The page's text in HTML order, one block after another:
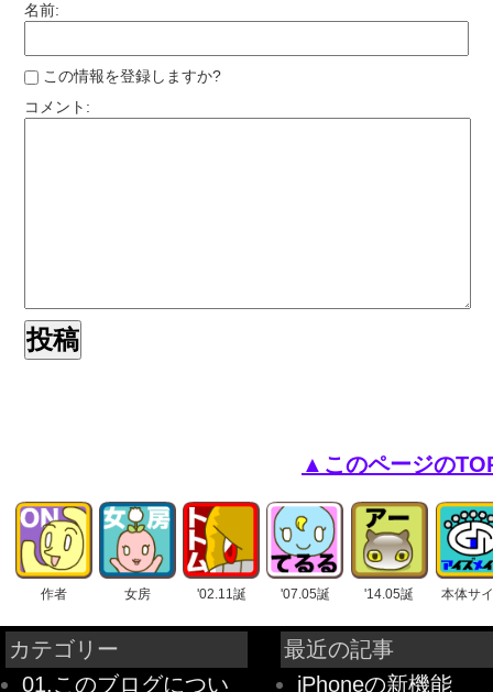
名前:
この情報を登録しますか?
コメント:
▲このページの
作者 女房 '02.11誕 '07.05誕 '14.05誕 本体サ
カテゴリー
01.このブログについ
最近の記事
iPhoneの新機能